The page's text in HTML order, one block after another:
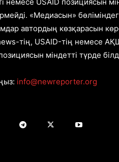
«Медиасын»
автордың көзқарасын
тің, USAID-тің немесе
міндетті түрде
info@newreporter.org